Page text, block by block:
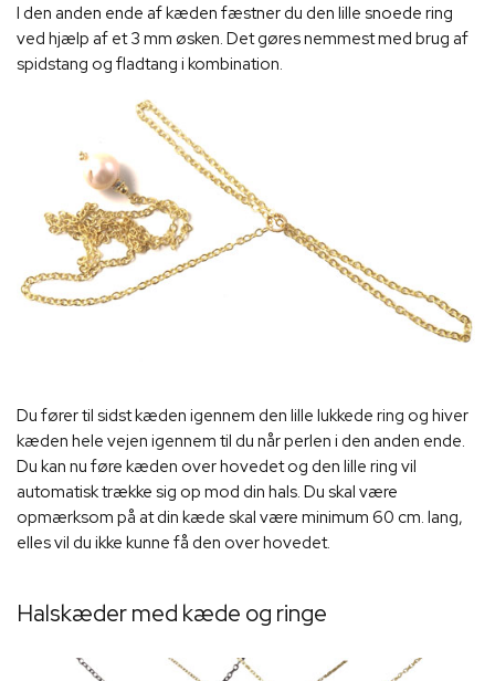
I den anden ende af kæden fæstner du den lille snoede ring
ved hjælp af et 3 mm øsken. Det gøres nemmest med brug af
spidstang og fladtang i kombination.
Du fører til sidst kæden igennem den lille lukkede ring og hiver
kæden hele vejen igennem til du når perlen i den anden ende.
Du kan nu føre kæden over hovedet og den lille ring vil
automatisk trække sig op mod din hals. Du skal være
opmærksom på at din kæde skal være minimum 60 cm. lang,
elles vil du ikke kunne få den over hovedet.
Halskæder med kæde og ringe